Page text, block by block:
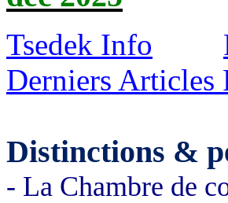
Tsedek Info
Derniers Articles
Distinctions &
- La Chambre de